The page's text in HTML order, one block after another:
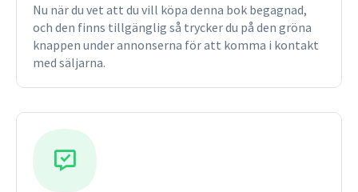
engelska och andra språk utanför skolan.De första årens
engelska vänder sig till lärarstuderande och verksamma
lärare F–6.
Nu när du vet att du vill köpa denna bok begagnad,
och den finns tillgänglig så trycker du på den gröna
knappen under annonserna för att komma i kontakt
med säljarna.